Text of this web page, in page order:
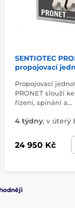
SENTIOTEC
propojovací
Propojovací
PRONET slouží
řízení, spínání a…
4 týdny, v úterý
24 950 Kč